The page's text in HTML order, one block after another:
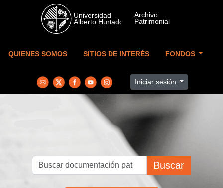
Skip to main content
QUIENES SOMOS SITIOS DE INTERÉS FONDOS
Iniciar sesión
Buscar